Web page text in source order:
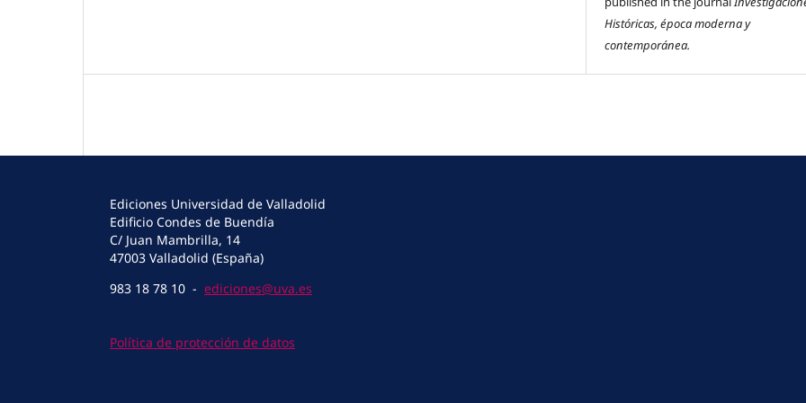
Históricas, época moderna y
contemporánea.
Ediciones Universidad de Valladolid
Edificio Condes de Buendía
C/ Juan Mambrilla, 14
47003 Valladolid (España)
983 18 78 10 - ediciones@uva.es
Política de protección de datos